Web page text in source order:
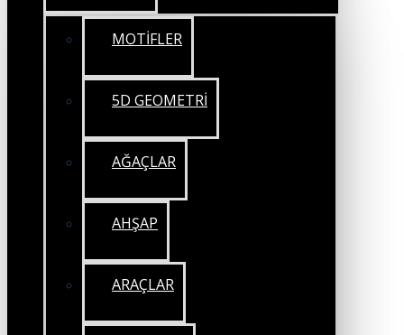
MOTİFLER
5D GEOMETRİ
AĞAÇLAR
AHŞAP
ARAÇLAR